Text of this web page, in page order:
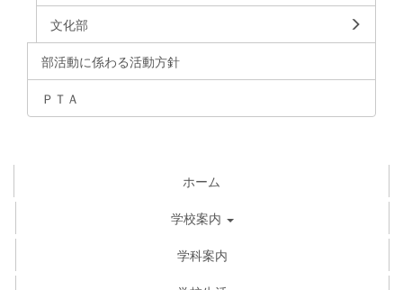
文化部
部活動に係わる活動方針
ＰＴＡ
ホーム
学校案内
学科案内